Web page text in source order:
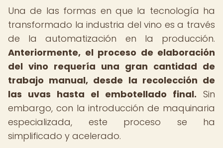
Una de las formas en que la tecnología ha
transformado la industria del vino es a través
de la automatización en la producción.
Anteriormente, el proceso de elaboración
del vino requería una gran cantidad de
trabajo manual, desde la recolección de
las uvas hasta el embotellado final. Sin
embargo, con la introducción de maquinaria
especializada, este proceso se ha
simplificado y acelerado.